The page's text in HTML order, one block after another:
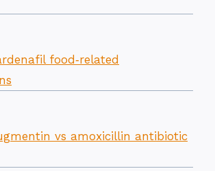
food‑related
vs amoxicillin antibiotic